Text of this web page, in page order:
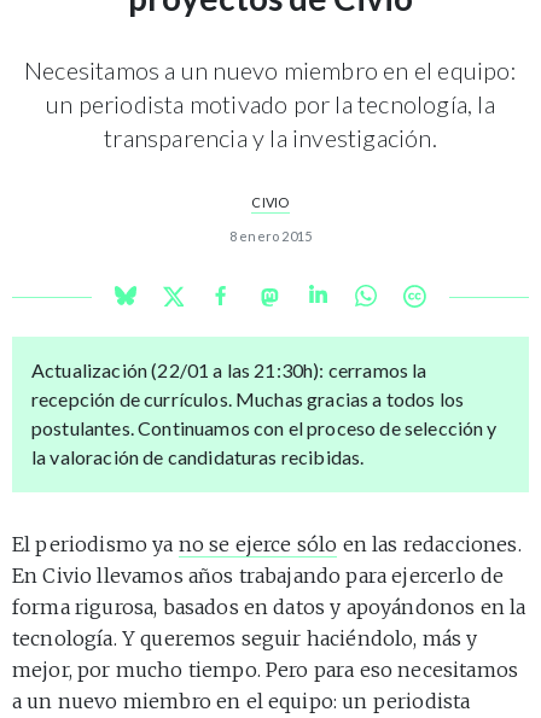
Necesitamos a un nuevo miembro en el equipo:
un periodista motivado por la tecnología, la
transparencia y la investigación.
CIVIO
8 enero 2015
Actualización (22/01 a las 21:30h): cerramos la
recepción de currículos. Muchas gracias a todos los
postulantes. Continuamos con el proceso de selección y
la valoración de candidaturas recibidas.
El periodismo ya no se ejerce sólo en las redacciones.
En Civio llevamos años trabajando para ejercerlo de
forma rigurosa, basados en datos y apoyándonos en la
tecnología. Y queremos seguir haciéndolo, más y
mejor, por mucho tiempo. Pero para eso necesitamos
a un nuevo miembro en el equipo: un periodista